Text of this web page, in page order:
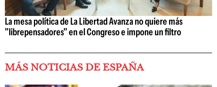
La mesa política de La Libertad Avanza no quiere más
"librepensadores" en el Congreso e impone un filtro
MÁS NOTICIAS DE ESPAÑA